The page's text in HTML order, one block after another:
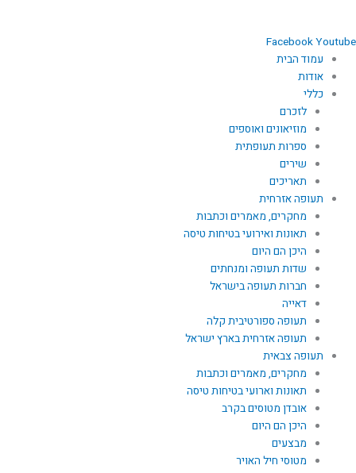
FacebookYoutube
עמוד הבית
אודות
כללי
לזכרם
מוזיאונים ואוספים
ספרות תעופתית
שירים
תאריכים
תעופה אזרחית
מחקרים, מאמרים וכתבות
תאונות ואירועי בטיחות טיסה
היכן הם היום
שדות תעופה ומנחתים
חברות תעופה בישראל
דאייה
תעופה ספורטיבית קלה
תעופה אזרחית בארץ ישראל
תעופה צבאית
מחקרים, מאמרים וכתבות
תאונות וארועי בטיחות טיסה
אובדן מטוסים בקרב
היכן הם היום
מבצעים
מטוסי חיל האויר